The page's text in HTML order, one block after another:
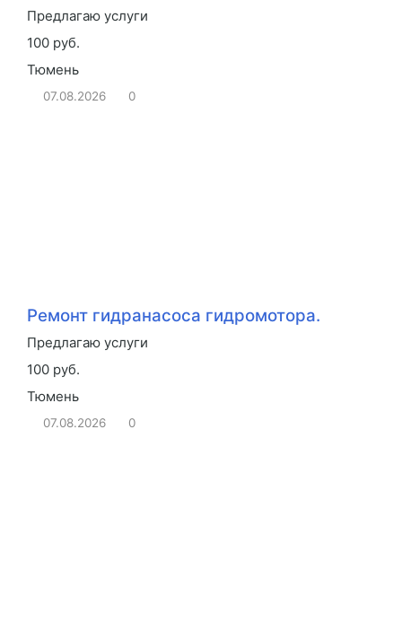
Предлагаю услуги
100 руб.
Тюмень
07.08.2026 0
Ремонт гидранасоса гидромотора.
Предлагаю услуги
100 руб.
Тюмень
07.08.2026 0